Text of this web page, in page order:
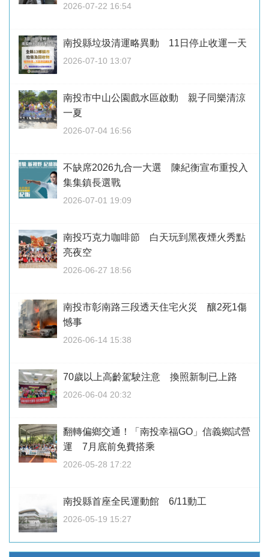
2026-07-22 16:54
南投縣垃圾清運略異動 11日停止收運一天
2026-07-10 13:07
南投市中山公園戲水區啟動 親子同樂清涼
一夏
2026-07-04 16:56
不缺席2026九合一大選 陳紀衡宣布重投入
集集鎮長選戰
2026-07-01 19:09
南投巧克力咖啡節 白天玩到黑夜煙火秀點
亮夜空
2026-06-27 18:56
南投市彰南路三段透天住宅火災 釀2死1傷
憾事
2026-06-14 15:38
70歲以上高齡駕駛注意 換照新制已上路
2026-06-04 20:32
翻轉偏鄉交通！「南投幸福GO」信義鄉試營
運 7月底前免費搭乘
2026-05-28 17:22
南投縣首座全民運動館 6/11動工
2026-05-19 15:27